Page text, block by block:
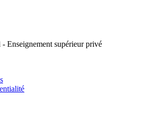
- Enseignement supérieur privé